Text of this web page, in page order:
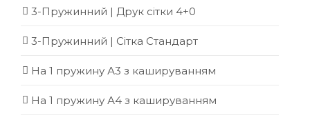
3-Пружинний | Друк сітки 4+0
3-Пружинний | Сітка Стандарт
На 1 пружину А3 з кашируванням
На 1 пружину А4 з кашируванням